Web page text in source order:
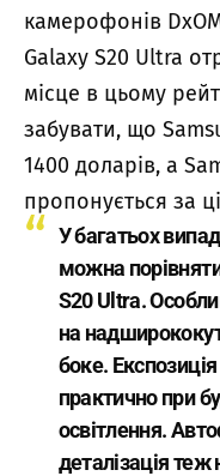
камерофонів
Galaxy S20 Ultra
місце в цьому
забувати, що
1400 доларів, а
пропонується за
У багатьох
можна
S20 Ultra.
на
боке. Експозиція
практично при
освітлення.
деталізація теж